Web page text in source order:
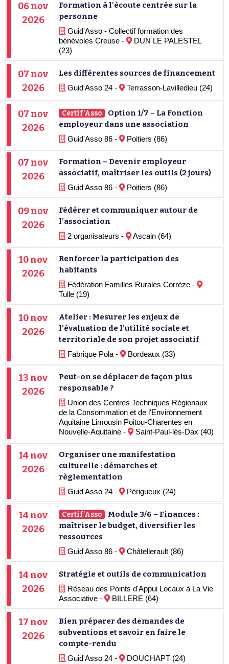
06 nov
2026
Formation à l’écoute centrée sur la
personne
Guid'Asso - Collectif formation des
bénévoles Creuse -
DUN LE PALESTEL
(23)
07 nov
2026
Les différentes sources de financement
Guid'Asso 24 - Terrasson-Lavilledieu (24)
07 nov
2026
Certif'Asso
Option 1/7 – La Fonction
employeur dans une association
Guid'Asso 86 - Poitiers (86)
07 nov
2026
Formation – Devenir employeur
associatif, maîtriser les outils (2 jours)
Guid'Asso 86 - Poitiers (86)
09 nov
2026
Fédérer et communiquer autour de
l’association
2 organisateurs - Ascain (64)
10 nov
2026
Renforcer la participation des
habitants
Fédération Familles Rurales Corrèze -
Tulle (19)
10 nov
2026
Atelier : Mesurer les enjeux de
l’évaluation de l’utilité sociale et
territoriale de son projet associatif
Fabrique Pola - Bordeaux (33)
13 nov
2026
Peut-on se déplacer de façon plus
responsable ?
Union des Centres Techniques Régionaux
de la Consommation et de l'Environnement
Aquitaine Limousin Poitou-Charentes en
Nouvelle-Aquitaine -
Saint-Paul-lès-Dax (40)
14 nov
2026
Organiser une manifestation
culturelle : démarches et
règlementation
Guid'Asso 24 - Périgueux (24)
14 nov
2026
Certif'Asso
Module 3/6 – Finances :
maîtriser le budget, diversifier les
ressources
Guid'Asso 86 - Châtellerault (86)
14 nov
2026
Stratégie et outils de communication
Réseau des Points d'Appui Locaux à La Vie
Associative -
BILLERE (64)
17 nov
2026
Bien préparer des demandes de
subventions et savoir en faire le
compte-rendu
Guid'Asso 24 - DOUCHAPT (24)